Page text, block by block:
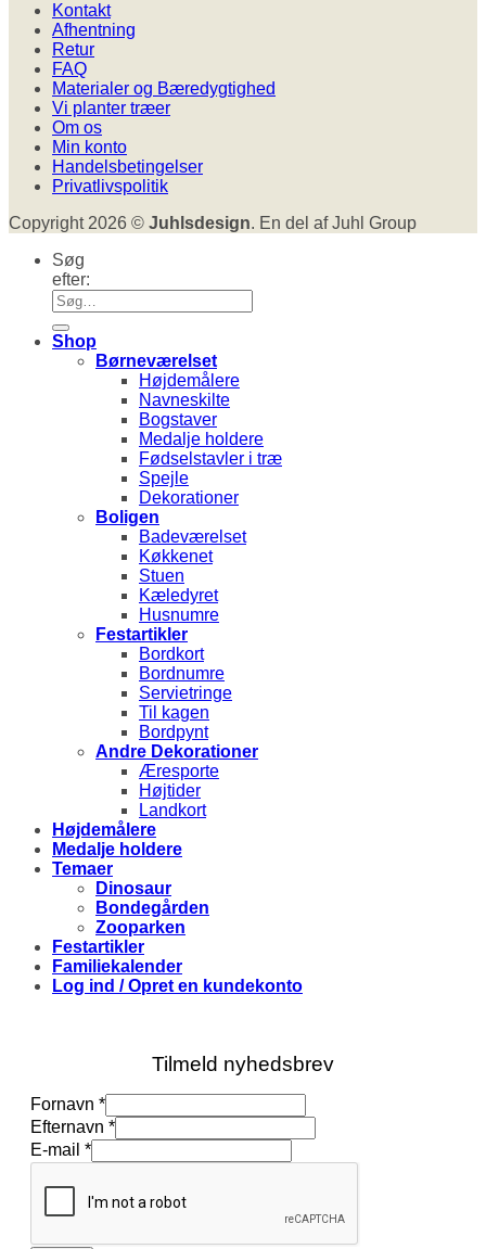
Kontakt
Afhentning
Retur
FAQ
Materialer og Bæredygtighed
Vi planter træer
Om os
Min konto
Handelsbetingelser
Privatlivspolitik
Copyright 2026 © Juhlsdesign. En del af Juhl Group
Søg
efter:
Shop
Børneværelset
Højdemålere
Navneskilte
Bogstaver
Medalje holdere
Fødselstavler i træ
Spejle
Dekorationer
Boligen
Badeværelset
Køkkenet
Stuen
Kæledyret
Husnumre
Festartikler
Bordkort
Bordnumre
Servietringe
Til kagen
Bordpynt
Andre Dekorationer
Æresporte
Højtider
Landkort
Højdemålere
Medalje holdere
Temaer
Dinosaur
Bondegården
Zooparken
Festartikler
Familiekalender
Log ind / Opret en kundekonto
Tilmeld nyhedsbrev
Fornavn *
Efternavn *
E-
mail
Efternavn
Fornavn
E-mail *